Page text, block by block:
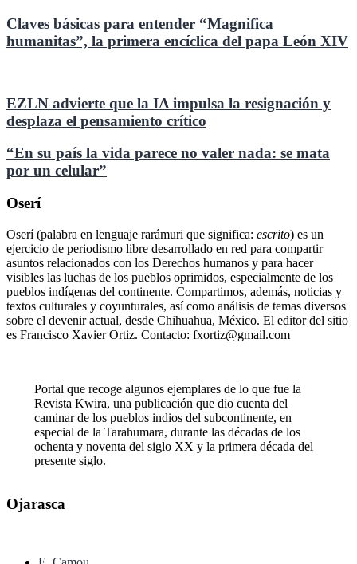
Claves básicas para entender “Magnifica
humanitas”, la primera encíclica del papa León XIV
EZLN advierte que la IA impulsa la resignación y
desplaza el pensamiento crítico
“En su país la vida parece no valer nada: se mata
por un celular”
Oserí
Oserí (palabra en lenguaje rarámuri que significa: escrito) es un
ejercicio de periodismo libre desarrollado en red para compartir
asuntos relacionados con los Derechos humanos y para hacer
visibles las luchas de los pueblos oprimidos, especialmente de los
pueblos indígenas del continente. Compartimos, además, noticias y
textos culturales y coyunturales, así como análisis de temas diversos
sobre el devenir actual, desde Chihuahua, México. El editor del sitio
es Francisco Xavier Ortiz. Contacto: fxortiz@gmail.com
Portal que recoge algunos ejemplares de lo que fue la
Revista Kwira, una publicación que dio cuenta del
caminar de los pueblos indios del subcontinente, en
especial de la Tarahumara, durante las décadas de los
ochenta y noventa del siglo XX y la primera década del
presente siglo.
Ojarasca